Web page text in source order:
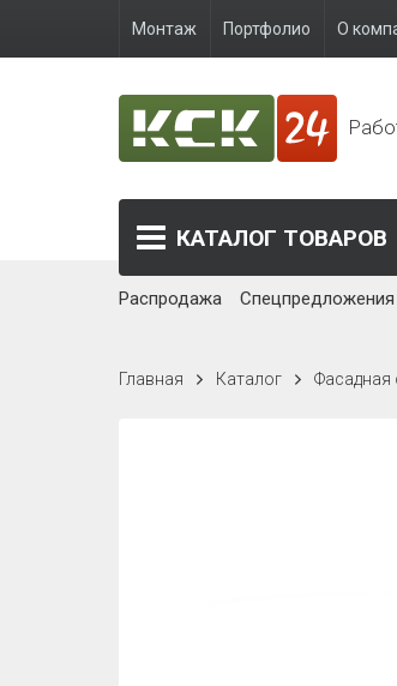
Монтаж Портфолио О
КАТАЛОГ ТОВАРОВ
Распродажа Спецпредложения
Главная Каталог Фасадная